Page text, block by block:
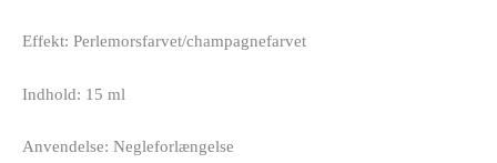
Effekt: Perlemorsfarvet/champagnefarvet
Indhold: 15 ml
Anvendelse: Negleforlængelse